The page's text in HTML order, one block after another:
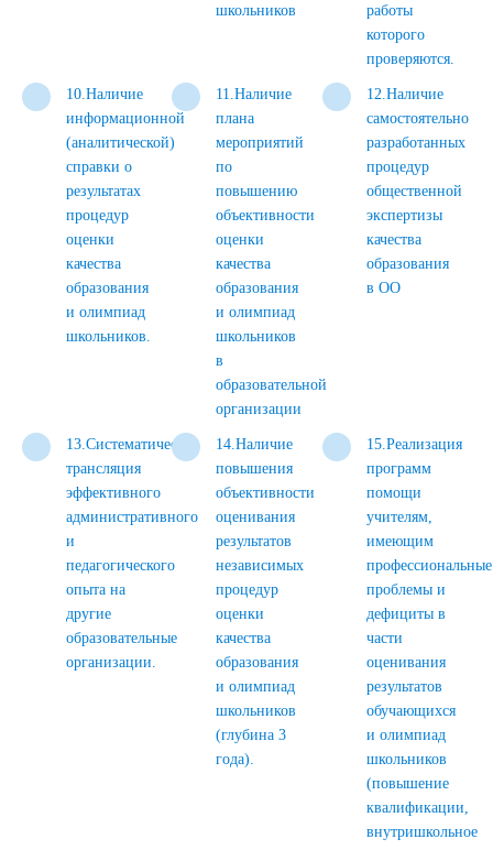
школьников
работы
которого
проверяются.
10.Наличие
информационной
(аналитической)
справки о
результатах
процедур
оценки
качества
образования
и олимпиад
школьников.
11.Наличие
плана
мероприятий
по
повышению
объективности
оценки
качества
образования
и олимпиад
школьников
в
образовательной
организации
12.Наличие
самостоятельно
разработанных
процедур
общественной
экспертизы
качества
образования
в ОО
13.Систематическая
трансляция
эффективного
административного
и
педагогического
опыта на
другие
образовательные
организации.
14.Наличие
повышения
объективности
оценивания
результатов
независимых
процедур
оценки
качества
образования
и олимпиад
школьников
(глубина 3
года).
15.Реализация
программ
помощи
учителям,
имеющим
профессиональные
проблемы и
дефициты в
части
оценивания
результатов
обучающихся
и олимпиад
школьников
(повышение
квалификации,
внутришкольное